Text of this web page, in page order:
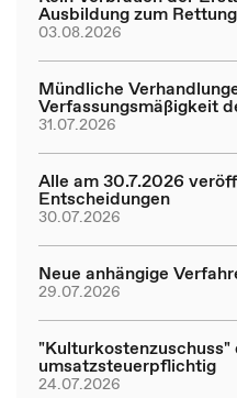
Ausbildung zum
03.08.2026
Mündliche
Verfassungsmäßigkeit
31.07.2026
Alle am 30.7.2026
Entscheidungen
30.07.2026
Neue anhängige
29.07.2026
umsatzsteuerpflichtig
24.07.2026